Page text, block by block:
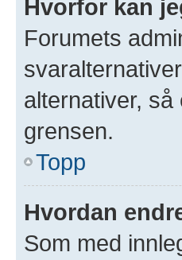
Hvorfor kan
Forumets
alternativer,
grensen.
Topp
Hvordan
Som med